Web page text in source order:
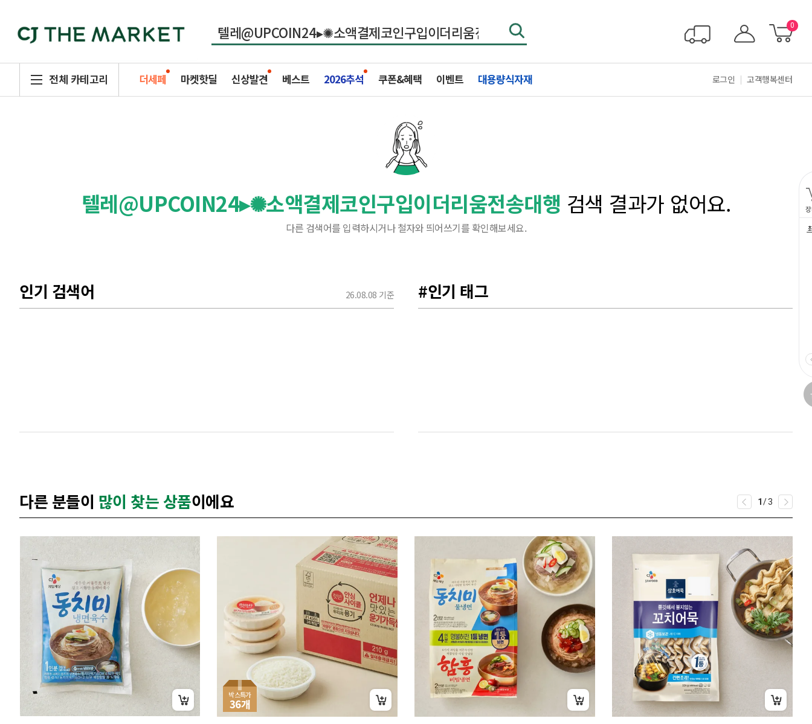
0
전체 카테고리 더세페 마켓핫딜 신상발견 베스트 2026추석 쿠폰&혜택 이벤트 대용량식자재 로그인 고객행복센터
텔레@UPCOIN24▸✺소액결제코인구입이더리움전송대행 검색 결과가 없어요.
다른 검색어를 입력하시거나 철자와 띄어쓰기를 확인해보세요.
인기 검색어 26.08.08 기준 #인기 태그
다른 분들이 많이 찾는 상품이에요
박스특가
36개
1 /3